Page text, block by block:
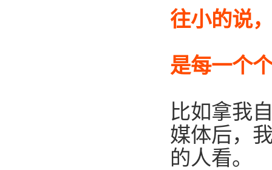
往小的说
是每一个
比如拿我
媒体后，
的人看。